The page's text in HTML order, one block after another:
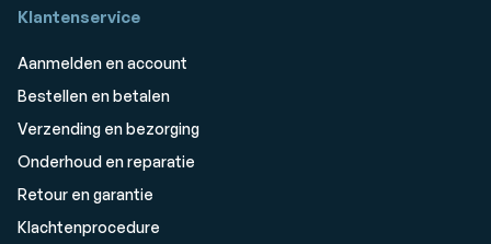
Klantenservice
Aanmelden en account
Bestellen en betalen
Verzending en bezorging
Onderhoud en reparatie
Retour en garantie
Klachtenprocedure